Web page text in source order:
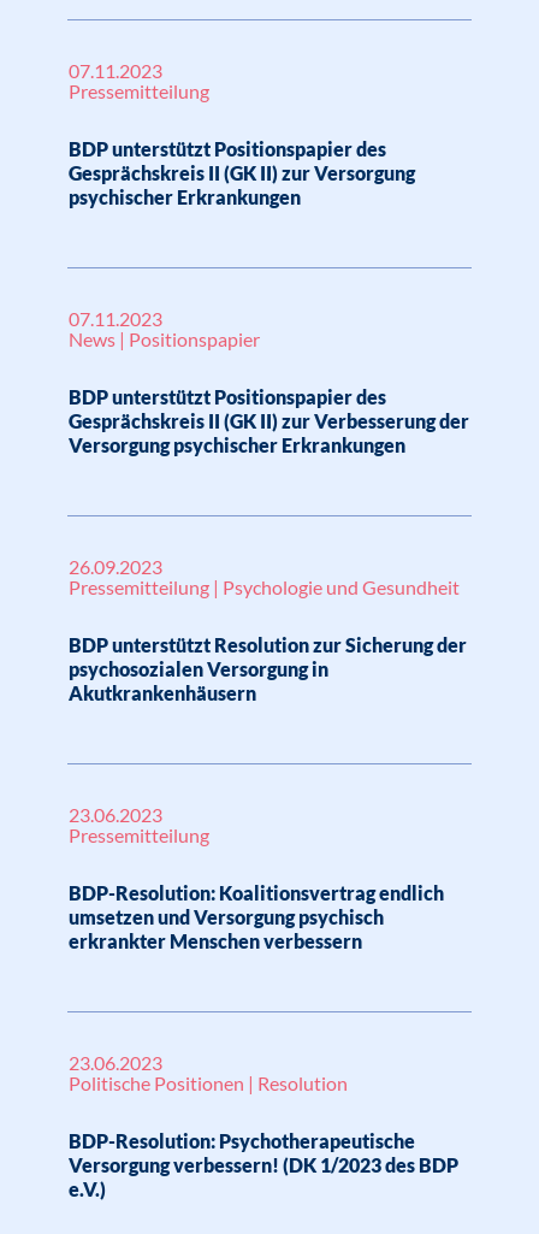
07.11.2023
Pressemitteilung
BDP unterstützt Positionspapier des
Gesprächskreis II (GK II) zur Versorgung
psychischer Erkrankungen
07.11.2023
News | Positionspapier
BDP unterstützt Positionspapier des
Gesprächskreis II (GK II) zur Verbesserung der
Versorgung psychischer Erkrankungen
26.09.2023
Pressemitteilung | Psychologie und Gesundheit
BDP unterstützt Resolution zur Sicherung der
psychosozialen Versorgung in
Akutkrankenhäusern
23.06.2023
Pressemitteilung
BDP-Resolution: Koalitionsvertrag endlich
umsetzen und Versorgung psychisch
erkrankter Menschen verbessern
23.06.2023
Politische Positionen | Resolution
BDP-Resolution: Psychotherapeutische
Versorgung verbessern! (DK 1/2023 des BDP
e.V.)